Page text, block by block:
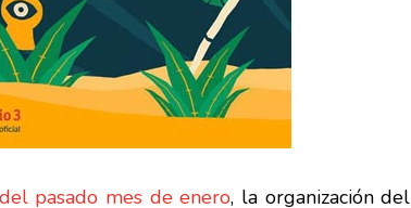
pasado mes de enero, la organización del